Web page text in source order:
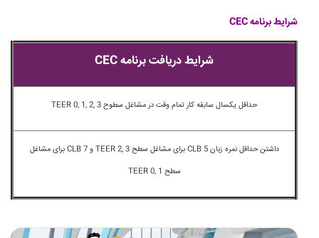
شرایط برنامه CEC
شرایط دریافت برنامه CEC
حداقل یکسال سابقه کار تمام وقت در مشاغل سطوح TEER 0, 1, 2, 3
داشتن حداقل نمره زبان CLB 5 برای مشاغل سطح TEER 2, 3 و CLB 7 برای مشاغل
سطح TEER 0, 1